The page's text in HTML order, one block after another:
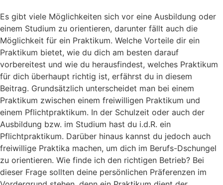
Es gibt viele Möglichkeiten sich vor eine Ausbildung oder
einem Studium zu orientieren, darunter fällt auch die
Möglichkeit für ein Praktikum. Welche Vorteile dir ein
Praktikum bietet, wie du dich am besten darauf
vorbereitest und wie du herausfindest, welches Praktikum
für dich überhaupt richtig ist, erfährst du in diesem
Beitrag. Grundsätzlich unterscheidet man bei einem
Praktikum zwischen einem freiwilligen Praktikum und
einem Pflichtpraktikum. In der Schulzeit oder auch der
Ausbildung bzw. im Studium hast du i.d.R. ein
Pflichtpraktikum. Darüber hinaus kannst du jedoch auch
freiwillige Praktika machen, um dich im Berufs-Dschungel
zu orientieren. Wie finde ich den richtigen Betrieb? Bei
dieser Frage sollten deine persönlichen Präferenzen im